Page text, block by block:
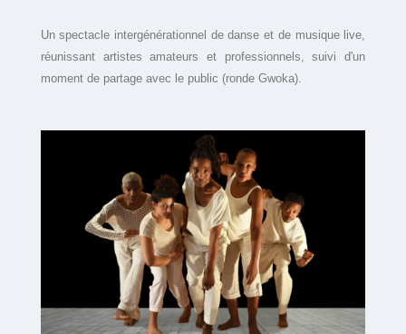
Un spectacle intergénérationnel de danse et de musique live,
réunissant artistes amateurs et professionnels, suivi d'un
moment de partage avec le public (ronde Gwoka).